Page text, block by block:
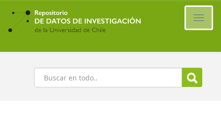
Ir
contenido
principal
Buscar